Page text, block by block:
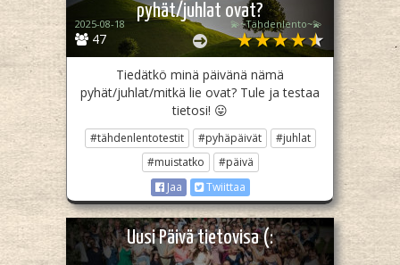
pyhät/juhlat ovat?
47
2025-08-18 💫~Tähdenlento~💫
Tiedätkö minä päivänä nämä
pyhät/juhlat/mitkä lie ovat? Tule ja testaa
tietosi! 😛
#tähdenlentotestit #pyhäpäivät
#juhlat
#muistatko
#päivä
Jaa
Twiittaa
Uusi Päivä tietovisa (: